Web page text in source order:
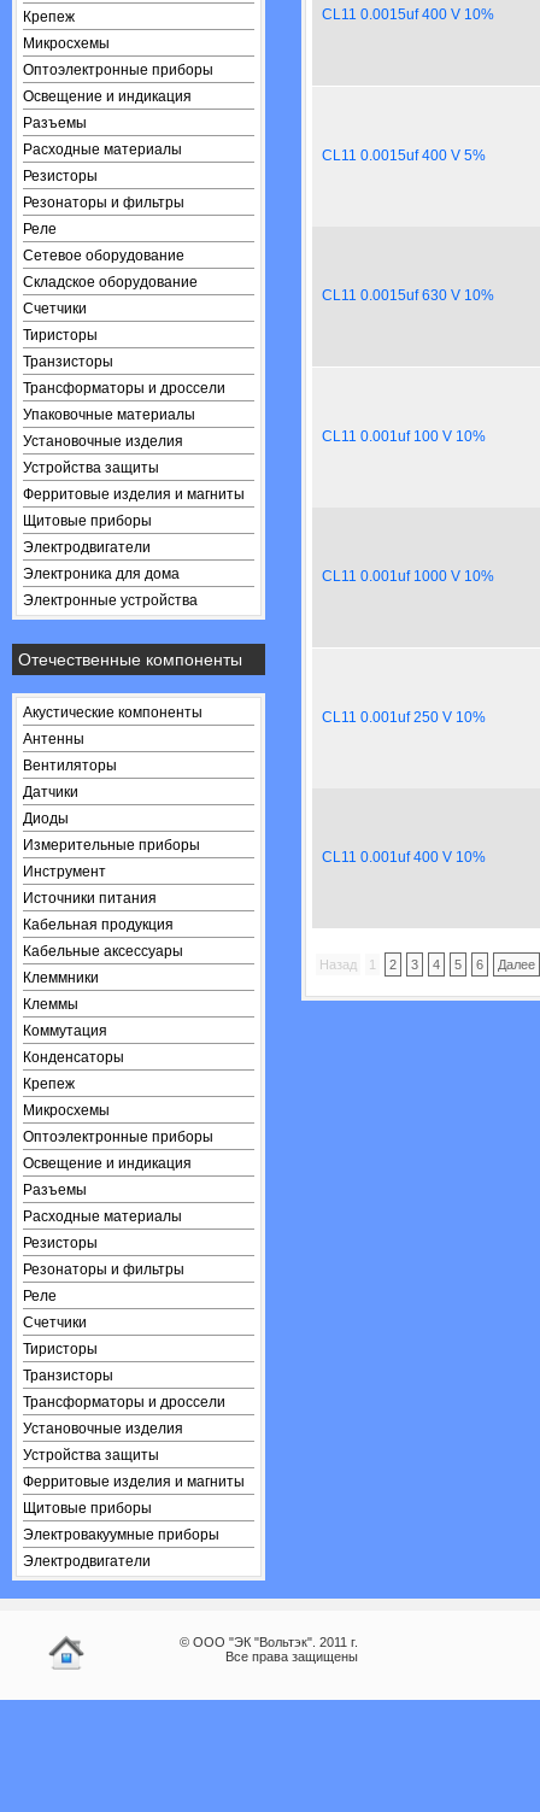
Крепеж
Микросхемы
Оптоэлектронные приборы
Освещение и индикация
Разъемы
Расходные материалы
Резисторы
Резонаторы и фильтры
Реле
Сетевое оборудование
Складское оборудование
Счетчики
Тиристоры
Транзисторы
Трансформаторы и дроссели
Упаковочные материалы
Установочные изделия
Устройства защиты
Ферритовые изделия и магниты
Щитовые приборы
Электродвигатели
Электроника для дома
Электронные устройства
Отечественные компоненты
Акустические компоненты
Антенны
Вентиляторы
Датчики
Диоды
Измерительные приборы
Инструмент
Источники питания
Кабельная продукция
Кабельные аксессуары
Клеммники
Клеммы
Коммутация
Конденсаторы
Крепеж
Микросхемы
Оптоэлектронные приборы
Освещение и индикация
Разъемы
Расходные материалы
Резисторы
Резонаторы и фильтры
Реле
Счетчики
Тиристоры
Транзисторы
Трансформаторы и дроссели
Установочные изделия
Устройства защиты
Ферритовые изделия и магниты
Щитовые приборы
Электровакуумные приборы
Электродвигатели
CL11 0.0015uf 400 V 10%
CL11 0.0015uf 400 V 5%
CL11 0.0015uf 630 V 10%
CL11 0.001uf 100 V 10%
CL11 0.001uf 1000 V 10%
CL11 0.001uf 250 V 10%
CL11 0.001uf 400 V 10%
Назад 1 2 3 4 5 6 Далее
© ООО "ЭК "Вольтэк". 2011 г.
Все права защищены